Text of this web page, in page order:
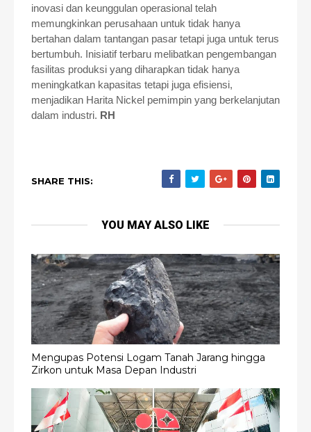
inovasi dan keunggulan operasional telah
memungkinkan perusahaan untuk tidak hanya
bertahan dalam tantangan pasar tetapi juga untuk terus
bertumbuh. Inisiatif terbaru melibatkan pengembangan
fasilitas produksi yang diharapkan tidak hanya
meningkatkan kapasitas tetapi juga efisiensi,
menjadikan Harita Nickel pemimpin yang berkelanjutan
dalam industri. RH
SHARE THIS:
YOU MAY ALSO LIKE
Mengupas Potensi Logam Tanah Jarang hingga
Zirkon untuk Masa Depan Industri